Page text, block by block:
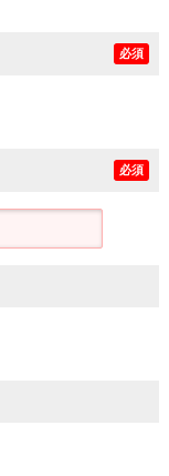
必須
必須